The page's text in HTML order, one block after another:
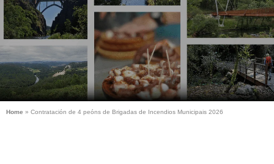
Home » Contratación de 4 peóns de Brigadas de Incendios Municipais 2026